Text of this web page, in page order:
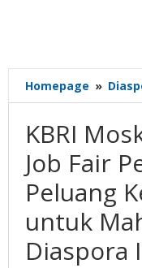
Homepage »
KBRI
Job Fair
Peluang
untuk
Diaspora